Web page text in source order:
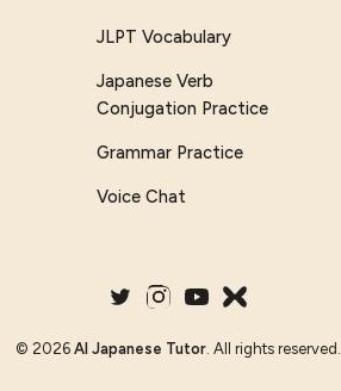
JLPT Vocabulary
Japanese Verb
Conjugation Practice
Grammar Practice
Voice Chat
© 2026 AI Japanese Tutor. All rights reserved.